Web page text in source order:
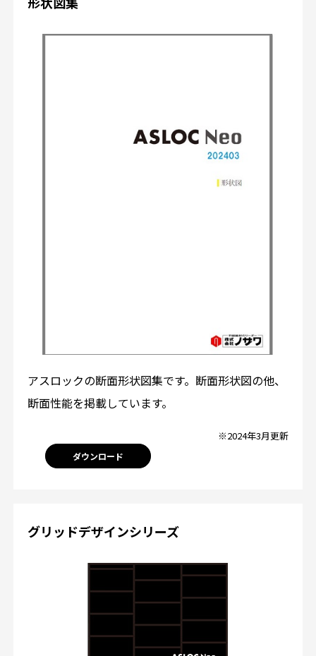
アスロックの断面形状図集です。断面形状図の他、
断面性能を掲載しています。
※2024年3月更新
ダウンロード
グリッドデザインシリーズ